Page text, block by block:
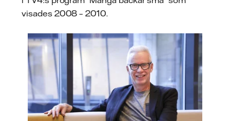
visades 2008 – 2010.